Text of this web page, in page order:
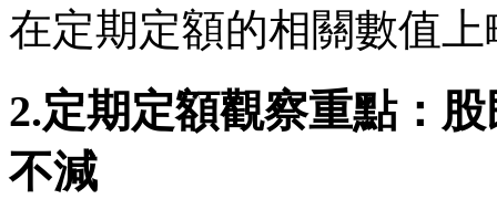
在定期定額的相關數值
2.定期定額觀察重點：
不減